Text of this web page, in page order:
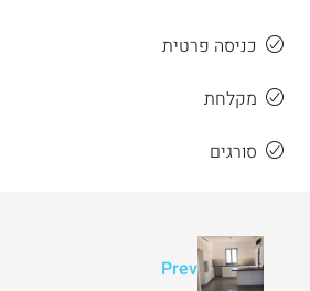
כניסה פרטית
מקלחת
סורגים
Prev